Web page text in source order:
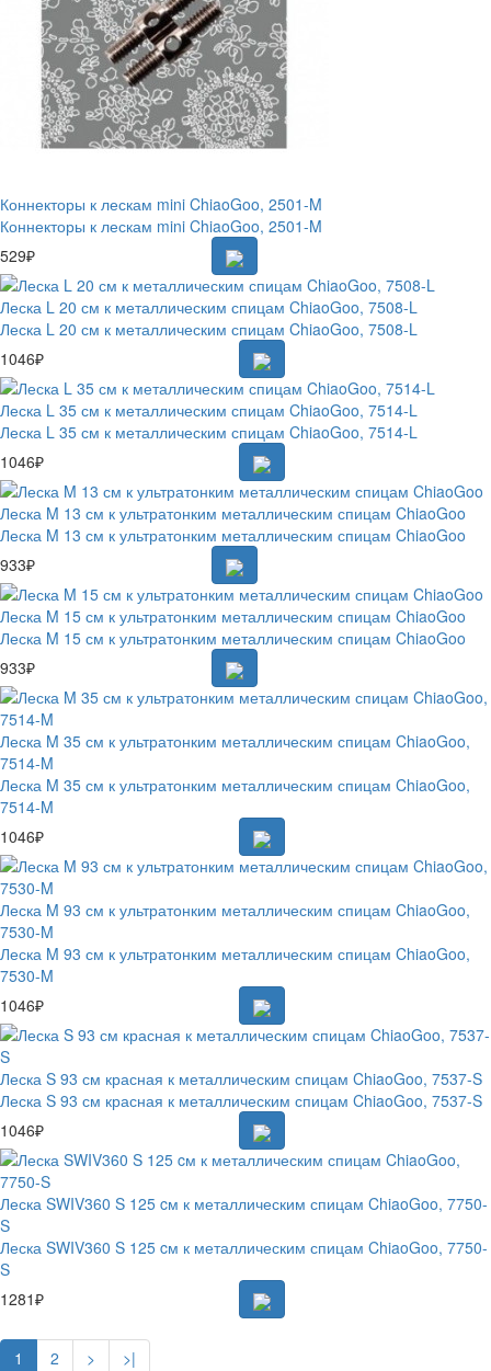
Коннекторы к лескам mini ChiaoGoo, 2501-M
Коннекторы к лескам mini ChiaoGoo, 2501-M
529₽
Леска L 20 см к металлическим спицам ChiaoGoo, 7508-L
Леска L 20 см к металлическим спицам ChiaoGoo, 7508-L
1046₽
Леска L 35 см к металлическим спицам ChiaoGoo, 7514-L
Леска L 35 см к металлическим спицам ChiaoGoo, 7514-L
1046₽
Леска M 13 см к ультратонким металлическим спицам ChiaoGoo
Леска M 13 см к ультратонким металлическим спицам ChiaoGoo
933₽
Леска M 15 см к ультратонким металлическим спицам ChiaoGoo
Леска M 15 см к ультратонким металлическим спицам ChiaoGoo
933₽
Леска M 35 см к ультратонким металлическим спицам ChiaoGoo,
7514-M
Леска M 35 см к ультратонким металлическим спицам ChiaoGoo,
7514-M
1046₽
Леска M 93 см к ультратонким металлическим спицам ChiaoGoo,
7530-M
Леска M 93 см к ультратонким металлическим спицам ChiaoGoo,
7530-M
1046₽
Леска S 93 см красная к металлическим спицам ChiaoGoo, 7537-S
Леска S 93 см красная к металлическим спицам ChiaoGoo, 7537-S
1046₽
Леска SWIV360 S 125 cм к металлическим спицам ChiaoGoo, 7750-
S
Леска SWIV360 S 125 cм к металлическим спицам ChiaoGoo, 7750-
S
1281₽
1 2 > >|